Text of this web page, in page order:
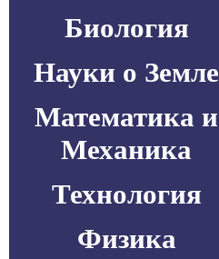
Биология
Науки о Земле
Математика и
Механика
Технология
Физика